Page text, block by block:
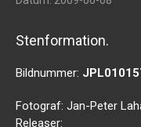
Stenformation.
Bildnummer:
Fotograf: Jan-Peter
Releaser: